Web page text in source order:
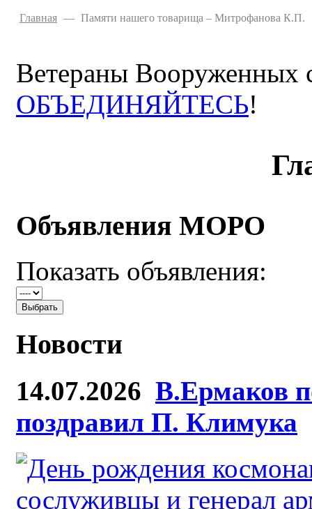
Главная — Памяти нашего товарища – Митрофанова К.П.
Ветераны Вооруженных
ОБЪЕДИНЯЙТЕСЬ!
Объявления МОРО
Показать объявления:
Новости
14.07.2026 В.Ермаков
поздравил П. Климука